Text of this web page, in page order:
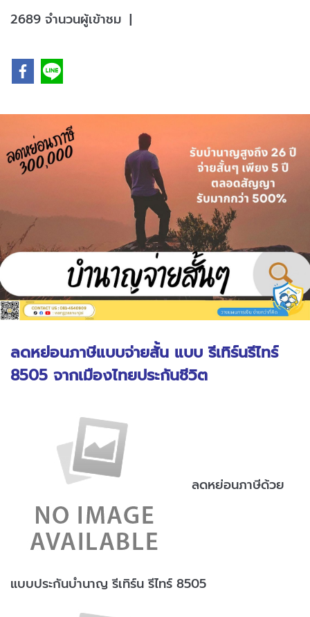
2689 จำนวนผู้เข้าชม |
ลดหย่อนภาษีแบบจ่ายสั้น แบบ รีเทิร์นรีไทร์
8505 จากเมืองไทยประกันชีวิต
ลดหย่อนภาษีด้วย
แบบประกันบำนาญ รีเทิร์น รีไทร์ 8505